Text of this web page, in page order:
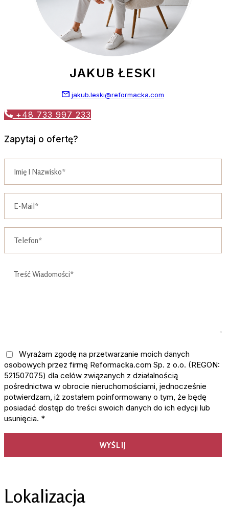
JAKUB ŁESKI
jakub.leski@reformacka.com
+48 733 997 233
Zapytaj o ofertę?
Wyrażam zgodę na przetwarzanie moich danych
osobowych przez firmę Reformacka.com Sp. z o.o. (REGON:
521507075) dla celów związanych z działalnością
pośrednictwa w obrocie nieruchomościami, jednocześnie
potwierdzam, iż zostałem poinformowany o tym, że będę
posiadać dostęp do treści swoich danych do ich edycji lub
usunięcia. *
Lokalizacja